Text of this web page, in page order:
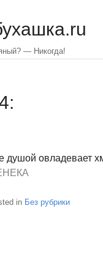
— Никогда!
душой овладевает
in Без рубрики